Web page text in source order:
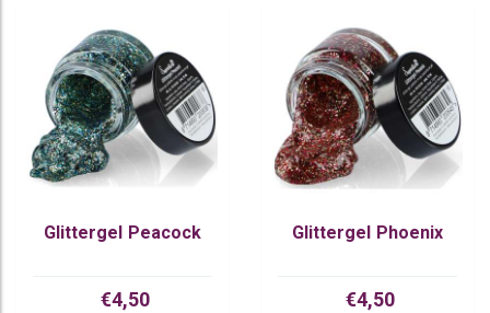
Glittergel Peacock
€4,50
Glittergel Phoenix
€4,50